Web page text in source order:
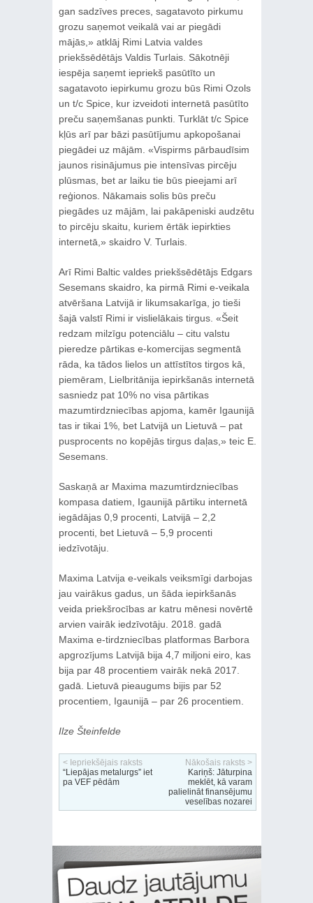
gan sadzīves preces, sagatavoto pirkumu
grozu saņemot veikalā vai ar piegādi
mājās,» atklāj Rimi Latvia valdes
priekšsēdētājs Valdis Turlais. Sākotnēji
iespēja saņemt iepriekš pasūtīto un
sagatavoto iepirkumu grozu būs Rimi Ozols
un t/c Spice, kur izveidoti internetā pasūtīto
preču saņemšanas punkti. Turklāt t/c Spice
kļūs arī par bāzi pasūtījumu apkopošanai
piegādei uz mājām. «Vispirms pārbaudīsim
jaunos risinājumus pie intensīvas pircēju
plūsmas, bet ar laiku tie būs pieejami arī
reģionos. Nākamais solis būs preču
piegādes uz mājām, lai pakāpeniski audzētu
to pircēju skaitu, kuriem ērtāk iepirkties
internetā,» skaidro V. Turlais.
Arī Rimi Baltic valdes priekšsēdētājs Edgars
Sesemans skaidro, ka pirmā Rimi e-veikala
atvēršana Latvijā ir likumsakarīga, jo tieši
šajā valstī Rimi ir vislielākais tirgus. «Šeit
redzam milzīgu potenciālu – citu valstu
pieredze pārtikas e-komercijas segmentā
rāda, ka tādos lielos un attīstītos tirgos kā,
piemēram, Lielbritānija iepirkšanās internetā
sasniedz pat 10% no visa pārtikas
mazumtirdzniecības apjoma, kamēr Igaunijā
tas ir tikai 1%, bet Latvijā un Lietuvā – pat
pusprocents no kopējās tirgus daļas,» teic E.
Sesemans.
Saskaņā ar Maxima mazumtirdzniecības
kompasa datiem, Igaunijā pārtiku internetā
iegādājas 0,9 procenti, Latvijā – 2,2
procenti, bet Lietuvā – 5,9 procenti
iedzīvotāju.
Maxima Latvija e-veikals veiksmīgi darbojas
jau vairākus gadus, un šāda iepirkšanās
veida priekšrocības ar katru mēnesi novērtē
arvien vairāk iedzīvotāju. 2018. gadā
Maxima e-tirdzniecības platformas Barbora
apgrozījums Latvijā bija 4,7 miljoni eiro, kas
bija par 48 procentiem vairāk nekā 2017.
gadā. Lietuvā pieaugums bijis par 52
procentiem, Igaunijā – par 26 procentiem.
Ilze Šteinfelde
< Iepriekšējais raksts
“Liepājas metalurgs” iet
pa VEF pēdām
Nākošais raksts >
Kariņš: Jāturpina
meklēt, kā varam
palielināt finansējumu
veselības nozarei